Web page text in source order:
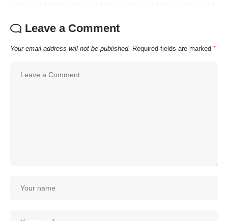
Leave a Comment
Your email address will not be published. Required fields are marked *